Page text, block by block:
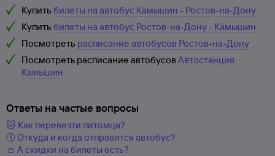
Купить билеты на автобус Камышин - Ростов-на-Дону
Купить билеты на автобус Ростов-на-Дону - Камышин
Посмотреть расписание автобусов Ростов-на-Дону
Посмотреть расписание автобусовАвтостанция
Камышин
Ответы на частые вопросы
🐱 Как перевезти питомца?
🕔 Откуда и когда отправится автобус?
👛 А скидки на билеты есть?